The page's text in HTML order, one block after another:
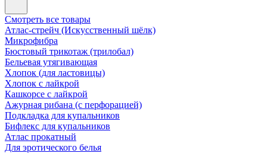
Смотреть все товары
Атлас-стрейч (Искусственный шёлк)
Микрофибра
Бюстовый трикотаж (трилобал)
Бельевая утягивающая
Хлопок (для ластовицы)
Хлопок с лайкрой
Кашкорсе с лайкрой
Ажурная рибана (с перфорацией)
Подкладка для купальников
Бифлекс для купальников
Атлас прокатный
Для эротического белья